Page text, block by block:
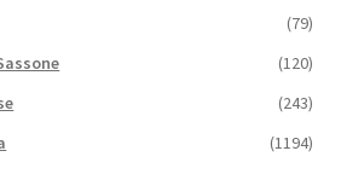
(79)
(120)
(243)
(1194)